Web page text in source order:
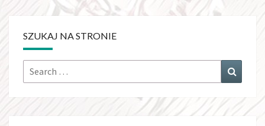
SZUKAJ NA STRONIE
Search
for: